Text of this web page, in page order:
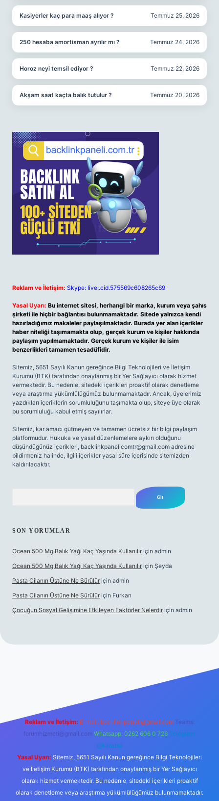
Kasiyerler kaç para maaş alıyor ? Temmuz 25, 2026
250 hesaba amortisman ayrılır mı ? Temmuz 24, 2026
Horoz neyi temsil ediyor ? Temmuz 22, 2026
Akşam saat kaçta balık tutulur ? Temmuz 20, 2026
Reklam ve İletişim: Skype: live:.cid.575569c608265c69
Yasal Uyarı: Bu internet sitesi, herhangi bir marka, kurum veya şahıs
şirketi ile hiçbir bağlantısı bulunmamaktadır. Sitede yalnızca kendi
hazırladığımız makaleler paylaşılmaktadır. Burada yer alan içerikler
haber niteliği taşımamakta olup, gerçek kurum ve kişiler hakkında
paylaşım yapılmamaktadır. Gerçek kurum ve kişiler ile isim
benzerlikleri tamamen tesadüfidir.
Sitemiz, 5651 Sayılı Kanun gereğince Bilgi Teknolojileri ve İletişim
Kurumu (BTK) tarafından onaylanmış bir Yer Sağlayıcı olarak hizmet
vermektedir. Bu nedenle, sitedeki içerikleri proaktif olarak denetleme
veya araştırma yükümlülüğümüz bulunmamaktadır. Ancak, üyelerimiz
yazdıkları içeriklerin sorumluluğunu taşımakta olup, siteye üye olarak
bu sorumluluğu kabul etmiş sayılırlar.
Sitemiz, kar amacı gütmeyen ve tamamen ücretsiz bir bilgi paylaşım
platformudur. Hukuka ve yasal düzenlemelere aykırı olduğunu
düşündüğünüz içerikleri, backlinkpanelicomtr@gmail.com adresine
bildirmeniz halinde, ilgili içerikler yasal süre içerisinde sitemizden
kaldırılacaktır.
SON YORUMLAR
Ocean 500 Mg Balık Yağı Kaç Yaşında Kullanılır için admin
Ocean 500 Mg Balık Yağı Kaç Yaşında Kullanılır için Şeyda
Pasta Cilanın Üstüne Ne Sürülür için admin
Pasta Cilanın Üstüne Ne Sürülür için Furkan
Çocuğun Sosyal Gelişimine Etkileyen Faktörler Nelerdir için admin
Reklam ve İletişim: E-mail: backlinkpaneli@gmail.com Teams:
forumhizmeti@gmail.com Whatsapp: 0262 606 0 726 Telegram:
@karabul
Yasal Uyarı: Sitemiz, 5651 Sayılı Kanun gereğince Bilgi Teknolojileri
ve İletişim Kurumu (BTK) tarafından onaylanmış bir Yer Sağlayıcı
olarak hizmet vermektedir. Bu nedenle, sitedeki içerikleri proaktif
olarak denetleme veya araştırma yükümlülüğümüz bulunmamaktadır.